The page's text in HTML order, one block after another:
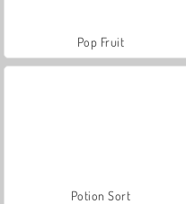
Pop Fruit
Potion Sort